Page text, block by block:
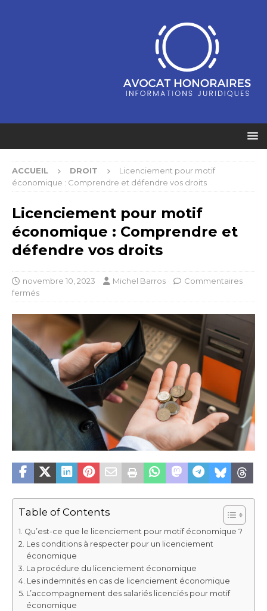
ACCUEIL DROIT
Licenciement pour motif
économique : Comprendre et défendre vos droits
Licenciement pour motif
économique : Comprendre et
défendre vos droits
novembre 10, 2023 Michel Barros
Commentaires
fermés
Table of Contents
Qu’est-ce que le licenciement pour motif économique ?
Les conditions à respecter pour un licenciement
économique
La procédure du licenciement économique
Les indemnités en cas de licenciement économique
L’accompagnement des salariés licenciés pour motif
économique